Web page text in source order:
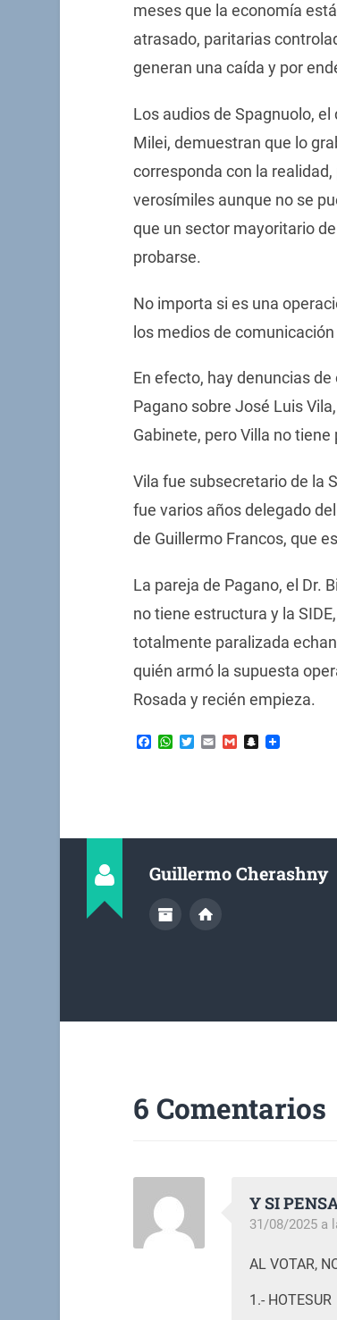
meses que la economía
atrasado, paritarias
generan una caída y por
Los audios de Spagnuolo,
Milei, demuestran que lo
corresponda con la
verosímiles aunque no se
que un sector mayoritario
probarse.
No importa si es una
los medios de
En efecto, hay denuncias
Pagano sobre José Luis
Gabinete, pero Villa no
Vila fue subsecretario de la
fue varios años delegado
de Guillermo Francos, que
La pareja de Pagano, el Dr.
no tiene estructura y la
totalmente paralizada
quién armó la supuesta
Rosada y recién empieza.
Facebook
WhatsApp
Twitter
EmailGmailSnapchat
Guillermo Cherashny
6 Comentarios
Y SI
31/08/2025 a
AL VOTAR,
1.- HOTESUR